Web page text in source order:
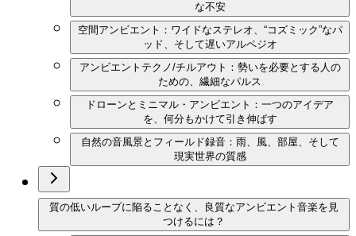
な不安
空間アンビエント：ワイドなステレオ、“コズミック”なパ
ッド、そして遅いアルペジオ
アンビエントテクノ/チルアウト：勢いを必要とする人の
ための、繊細なパルス
ドローンとミニマル・アンビエント：一つのアイデア
を、何分もかけて引き伸ばす
自然の音風景とフィールド録音：雨、風、部屋、そして
現実世界の質感
質の低いループに陥ることなく、良質なアンビエント音楽を見
つけるには？